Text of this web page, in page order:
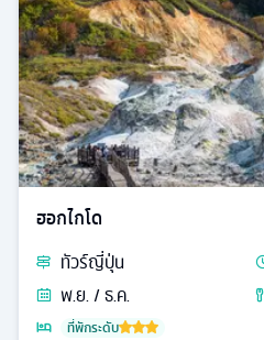
ฮอกไกโด
ทัวร์ญี่ปุ่น
พ.ย. / ธ.ค.
ที่พักระดับ